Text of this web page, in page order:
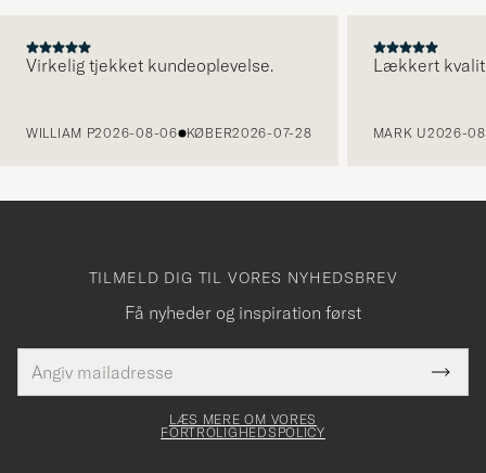
Virkelig tjekket kundeoplevelse.
WILLIAM P2026-08-06 KØBER2026-07-28
Lækkert
MARK U2026-
TILMELD DIG TIL VORES NYHEDSBREV
Få nyheder og inspiration først
mailadresse
skal
Tack
för
LÆS MERE OM VORES
FORTROLIGHEDSPOLICY